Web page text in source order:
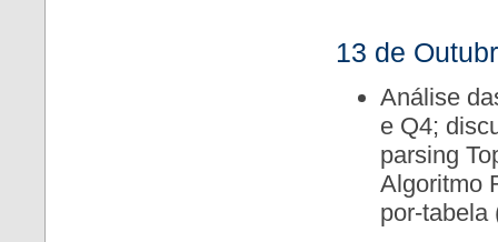
13 de
Análise
e Q4;
parsing
Algoritmo
por-tabela